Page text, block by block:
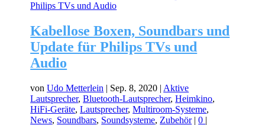
Kabellose Boxen, Soundbars und
Update für Philips TVs und
Audio
vonUdo Metterlein | Sep. 8, 2020 | Aktive
Lautsprecher,Bluetooth-Lautsprecher,Heimkino,
HiFi-Geräte,Lautsprecher,Multiroom-Systeme,
News, Soundbars, Soundsysteme, Zubehör|0 |